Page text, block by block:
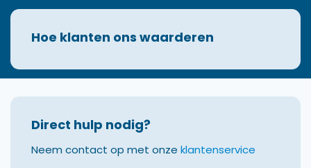
Hoe klanten ons waarderen
Direct hulp nodig?
Neem contact op met onze klantenservice